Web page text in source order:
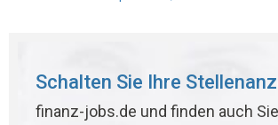
Schalten Sie Ihre
finanz-jobs.de und finden auch